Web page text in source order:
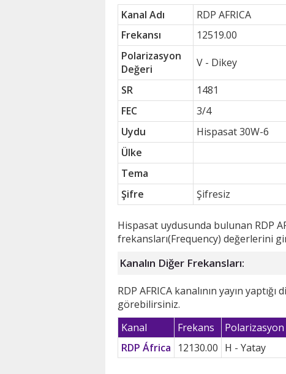
Kanal Adı
RDP AFRICA
Frekansı
12519.00
Polarizasyon
Değeri
V - Dikey
SR
1481
FEC
3/4
Uydu
Hispasat 30W-6
Ülke
Tema
Şifre
Şifresiz
Hispasat uydusunda bulunan RDP
frekansları(Frequency) değerlerini
Kanalın Diğer Frekansları:
RDP AFRICA kanalının yayın
görebilirsiniz.
Kanal
Frekans Polarizasyon
RDP África
12130.00 H - Yatay